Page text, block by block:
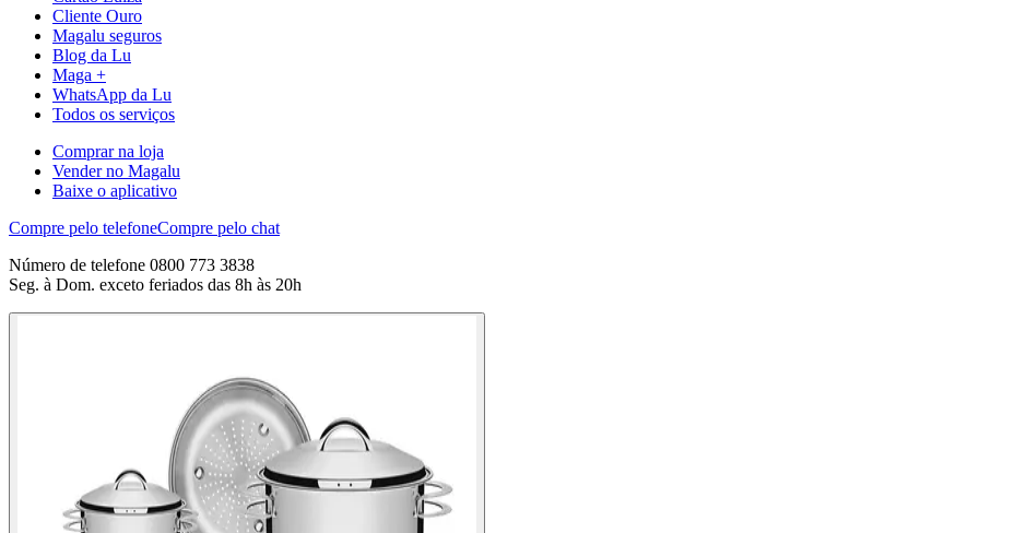
Cliente Ouro
Magalu seguros
Blog da Lu
Maga +
WhatsApp da Lu
Todos os serviços
Comprar na loja
Vender no Magalu
Baixe o aplicativo
Compre pelo telefoneCompre pelo chat
Número de telefone 0800 773 3838
Seg. à Dom. exceto feriados das 8h às 20h